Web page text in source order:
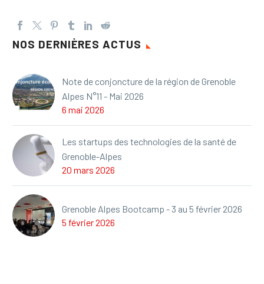
NOS DERNIÈRES ACTUS
Note de conjoncture de la région de Grenoble
Alpes N°11 - Mai 2026
6 mai 2026
Les startups des technologies de la santé de
Grenoble-Alpes
20 mars 2026
Grenoble Alpes Bootcamp - 3 au 5 février 2026
5 février 2026